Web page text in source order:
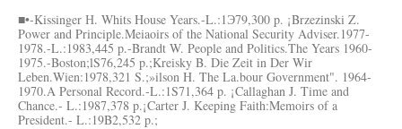
■•-Kissinger Н. Whits House Years.-L.:1Э79,300 p. ¡Brzezinski Z.
Power and Principle.Meiaoirs of the National Security Adviser.1977-
1978.-L.:1983,445 p.-Brandt W. People and Politics.The Years 1960-
1975.-Boston;lS76,245 p.;Kreisky B. Die Zeit in Der Wir
Leben.Wien:1978,321 S.;»ilson H. The La.bour Government". 1964-
1970.A Personal Record.-L.:1S71,364 p. ¡Callaghan J. Time and
Chance.- L.:1987,378 p.¡Carter J. Keeping Faith:Memoirs of a
President.- L.:19B2,532 p.;